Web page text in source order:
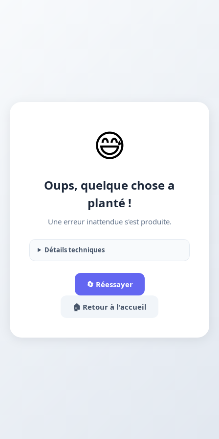
😅
Oups, quelque chose a
planté !
Une erreur inattendue s'est produite.
Détails techniques
🔄 Réessayer
🏠 Retour à l'accueil